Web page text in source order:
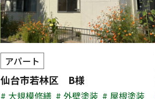
アパート
仙台市若林区 B様
大規模修繕 外壁塗装 屋根塗装